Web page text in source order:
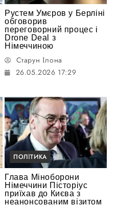
Рустем Умєров у Берліні
обговорив
переговорний процес і
Drone Deal з
Німеччиною
Старун Ілона
26.05.2026 17:29
ПОЛІТИКА
Глава Міноборони
Німеччини Пісторіус
приїхав до Києва з
неанонсованим візитом